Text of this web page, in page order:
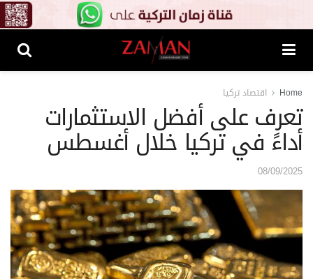
Home اقتصاد تركيا
تعرف على أفضل الاستثمارات
أداءً في تركيا خلال أغسطس
08/09/2025